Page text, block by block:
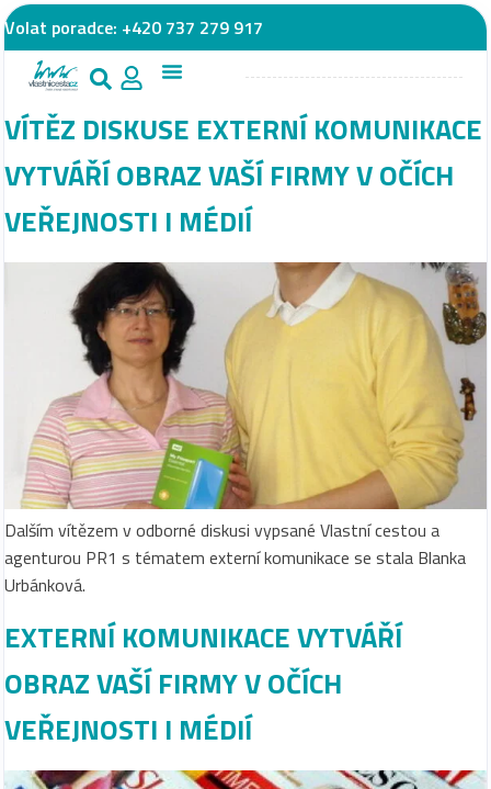
Volat poradce: +420 737 279 917
VÍTĚZ DISKUSE EXTERNÍ KOMUNIKACE
VYTVÁŘÍ OBRAZ VAŠÍ FIRMY V OČÍCH
VEŘEJNOSTI I MÉDIÍ
Dalším vítězem v odborné diskusi vypsané Vlastní cestou a
agenturou PR1 s tématem externí komunikace se stala Blanka
Urbánková.
EXTERNÍ KOMUNIKACE VYTVÁŘÍ
OBRAZ VAŠÍ FIRMY V OČÍCH
VEŘEJNOSTI I MÉDIÍ